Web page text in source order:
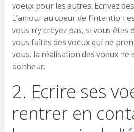
voeux pour les autres. Ecrivez
L’amour au coeur de l’intention
vous n’y croyez pas, si vous êtes
vous faîtes des voeux qui ne
vous, la réalisation des voeux ne
bonheur.
2. Ecrire ses
rentrer en